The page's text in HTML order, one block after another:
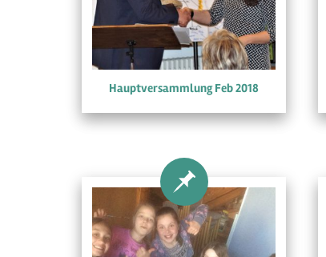
Hauptversammlung Feb 2018